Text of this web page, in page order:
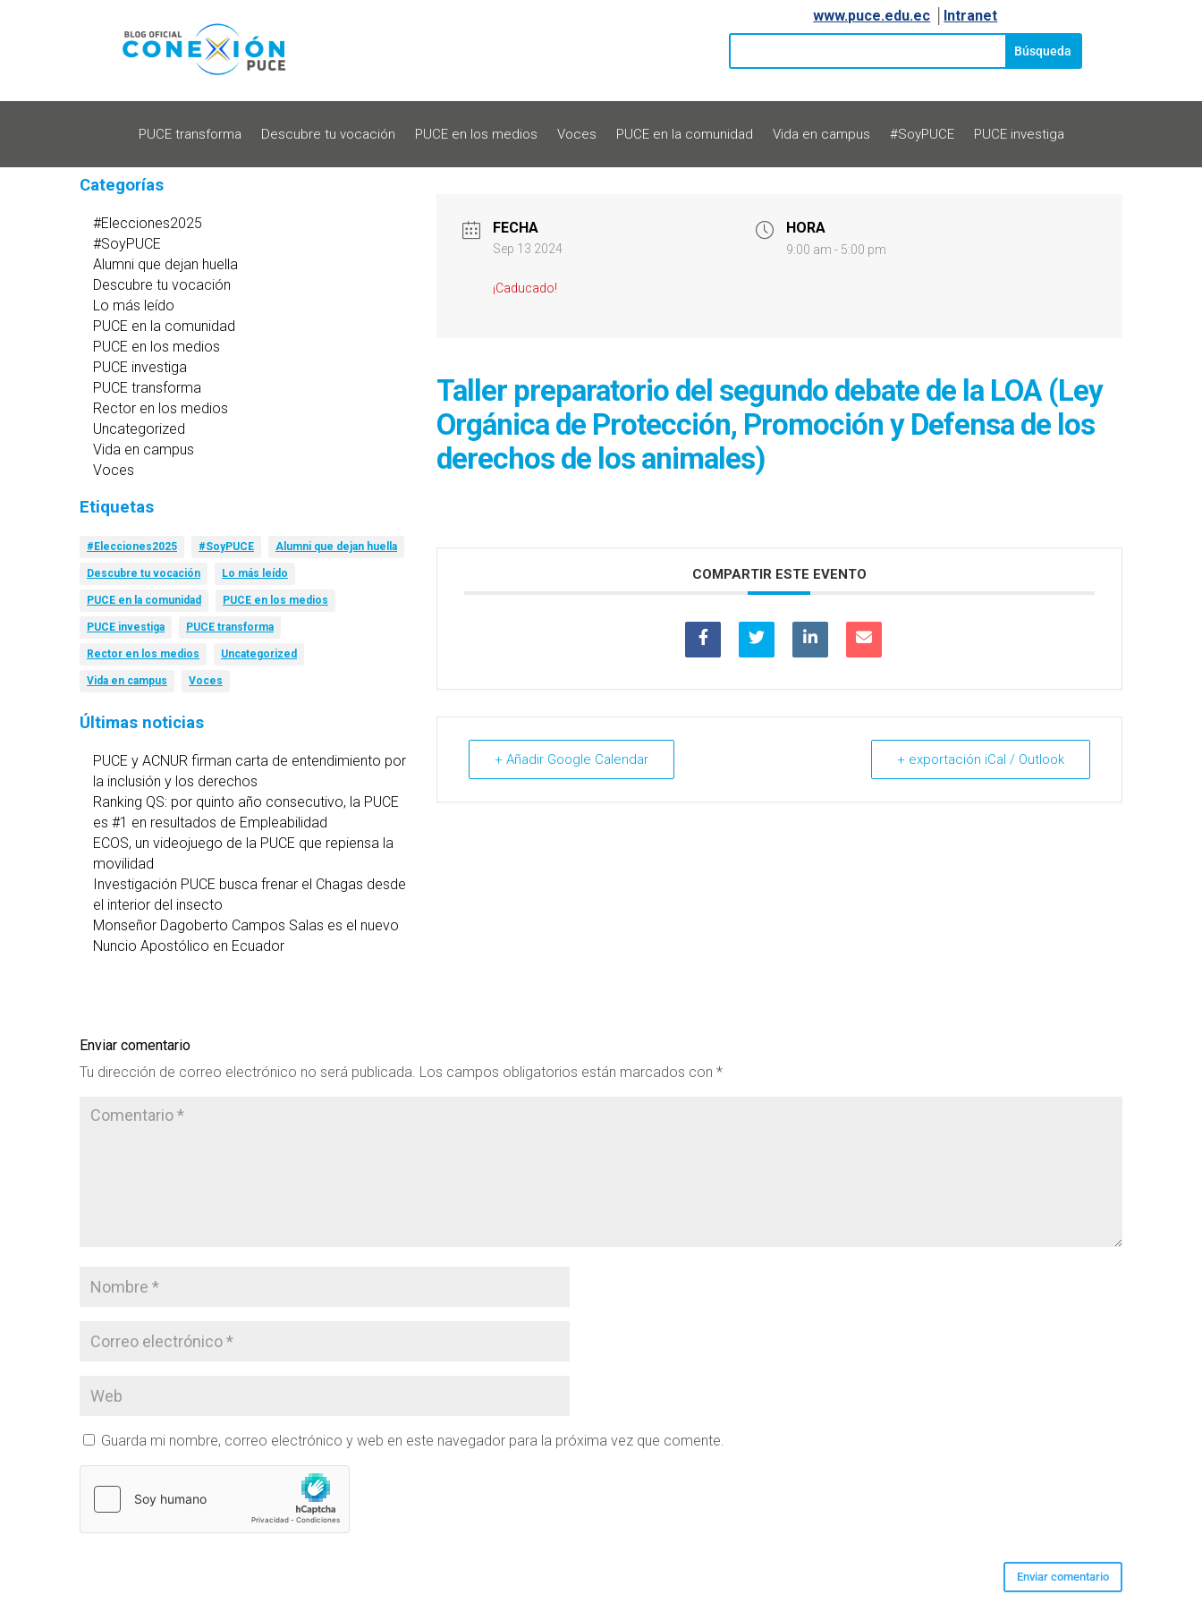
www.puce.edu.ec Intranet
PUCE transforma Descubre tu vocación PUCE en los medios Voces PUCE en la comunidad Vida en campus #SoyPUCE PUCE investiga
Categorías
#Elecciones2025
#SoyPUCE
Alumni que dejan huella
Descubre tu vocación
Lo más leído
PUCE en la comunidad
PUCE en los medios
PUCE investiga
PUCE transforma
Rector en los medios
Uncategorized
Vida en campus
Voces
Etiquetas
#Elecciones2025 #SoyPUCE Alumni que dejan huella
Descubre tu vocación Lo más leído
PUCE en la comunidad PUCE en los medios
PUCE investiga PUCE transforma
Rector en los medios Uncategorized
Vida en campus Voces
Últimas noticias
PUCE y ACNUR firman carta de entendimiento por
la inclusión y los derechos
Ranking QS: por quinto año consecutivo, la PUCE
es #1 en resultados de Empleabilidad
ECOS, un videojuego de la PUCE que repiensa la
movilidad
Investigación PUCE busca frenar el Chagas desde
el interior del insecto
Monseñor Dagoberto Campos Salas es el nuevo
Nuncio Apostólico en Ecuador
FECHA
Sep 13 2024
¡Caducado!
HORA
9:00 am - 5:00 pm
Taller preparatorio del segundo debate de la LOA (Ley
Orgánica de Protección, Promoción y Defensa de los
derechos de los animales)
COMPARTIR ESTE EVENTO
+ Añadir Google Calendar + exportación iCal / Outlook
Enviar comentario
Tu dirección de correo electrónico no será publicada. Los campos obligatorios están marcados con *
Guarda mi nombre, correo electrónico y web en este navegador para la próxima vez que comente.